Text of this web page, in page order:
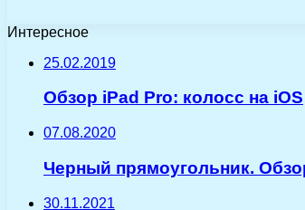
Интересное
25.02.2019
Обзор iPad Pro: колосс на iOS
07.08.2020
Черный прямоугольник.
30.11.2021